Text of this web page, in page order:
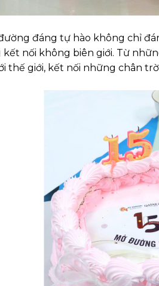
đáng tự hào không chỉ
nối không biên giới. Từ
thế giới, kết nối những chân